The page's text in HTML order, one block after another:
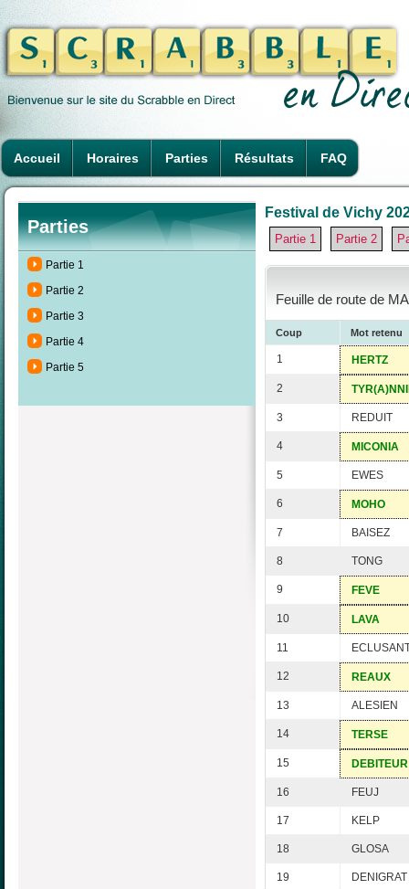
Accueil Horaires Parties Résultats FAQ
Parties
Partie 1
Partie 2
Partie 3
Partie 4
Partie 5
Festival de Vichy
Partie 1 Partie 2
Feuille de route de
Coup Mot retenu
1 HERTZ
2
3 REDUIT
4 MICONIA
5 EWES
6 MOHO
7 BAISEZ
8 TONG
9 FEVE
10 LAVA
11
12 REAUX
13 ALESIEN
14 TERSE
15 DEBITEUR
16 FEUJ
17 KELP
18 GLOSA
19 DENIGRAT